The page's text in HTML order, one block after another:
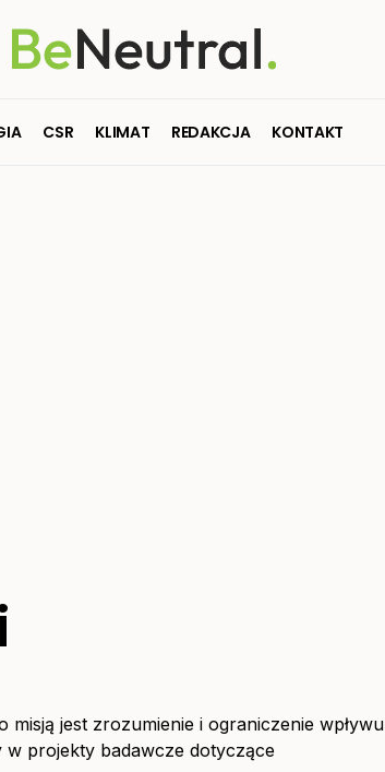
CSR KLIMAT REDAKCJA KONTAKT
jest zrozumienie i ograniczenie wpływu
projekty badawcze dotyczące